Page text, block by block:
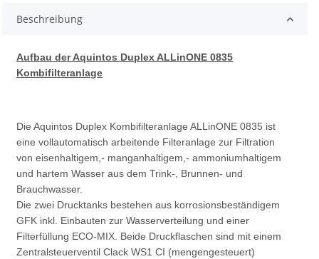
Beschreibung
Aufbau der Aquintos Duplex ALLinONE 0835
Kombifilteranlage
Die Aquintos Duplex Kombifilteranlage ALLinONE 0835 ist
eine vollautomatisch arbeitende Filteranlage zur Filtration
von eisenhaltigem,- manganhaltigem,- ammoniumhaltigem
und hartem Wasser aus dem Trink-, Brunnen- und
Brauchwasser.
Die zwei Drucktanks bestehen aus korrosionsbeständigem
GFK inkl. Einbauten zur Wasserverteilung und einer
Filterfüllung ECO-MIX. Beide Druckflaschen sind mit einem
Zentralsteuerventil Clack WS1 CI (mengengesteuert)